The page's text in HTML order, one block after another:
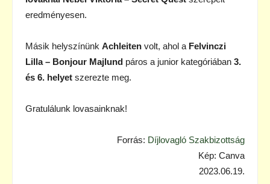
eredményesen.
Másik helyszínünk Achleiten volt, ahol a Felvinczi
Lilla – Bonjour Majlund páros a junior kategóriában 3.
és 6. helyet szerezte meg.
Gratulálunk lovasainknak!
Forrás: Díjlovagló Szakbizottság
Kép: Canva
2023.06.19.